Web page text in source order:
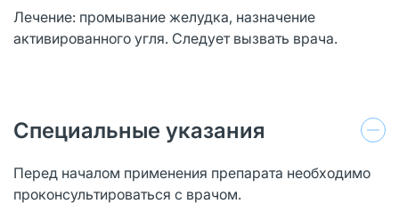
Лечение: промывание желудка, назначение
активированного угля. Следует вызвать врача.
Специальные указания
Перед началом применения препарата необходимо
проконсультироваться с врачом.